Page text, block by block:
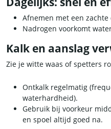
Afnemen met een
Nadrogen voorkomt
Kalk en aanslag
Zie je witte waas of spetters
Ontkalk regelmatig
waterhardheid).
Gebruik bij voorkeur
en spoel altijd goed na.